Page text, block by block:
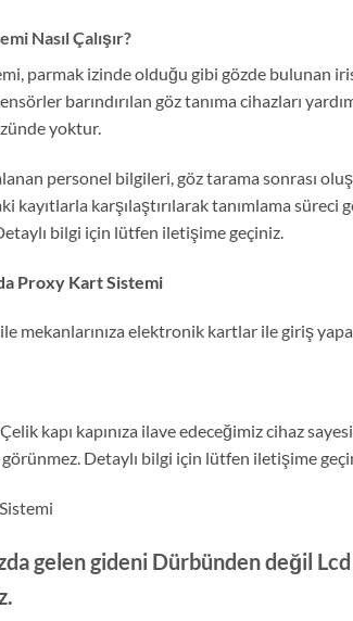
Nasıl Çalışır?
parmak izinde olduğu gibi gözde bulunan
barındırılan göz tanıma cihazları
yoktur.
personel bilgileri, göz tarama sonrası
kayıtlarla karşılaştırılarak tanımlama süreci
bilgi için lütfen iletişime geçiniz.
Proxy Kart Sistemi
mekanlarınıza elektronik kartlar ile giriş
kapı kapınıza ilave edeceğimiz cihaz
görünmez. Detaylı bilgi için lütfen iletişime
gelen gideni Dürbünden değil